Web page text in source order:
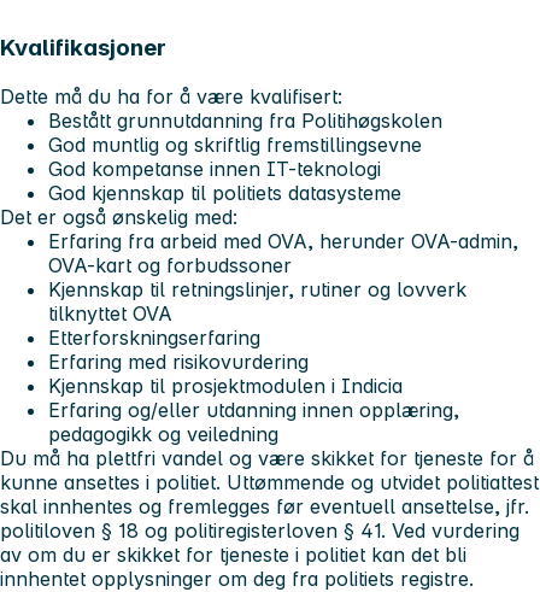
Kvalifikasjoner
Dette må du ha for å være kvalifisert:
Bestått grunnutdanning fra Politihøgskolen
God muntlig og skriftlig fremstillingsevne
God kompetanse innen IT-teknologi
God kjennskap til politiets datasysteme
Det er også ønskelig med:
Erfaring fra arbeid med OVA, herunder OVA-admin,
OVA-kart og forbudssoner
Kjennskap til retningslinjer, rutiner og lovverk
tilknyttet OVA
Etterforskningserfaring
Erfaring med risikovurdering
Kjennskap til prosjektmodulen i Indicia
Erfaring og/eller utdanning innen opplæring,
pedagogikk og veiledning
Du må ha plettfri vandel og være skikket for tjeneste for å
kunne ansettes i politiet. Uttømmende og utvidet politiattest
skal innhentes og fremlegges før eventuell ansettelse, jfr.
politiloven § 18 og politiregisterloven § 41. Ved vurdering
av om du er skikket for tjeneste i politiet kan det bli
innhentet opplysninger om deg fra politiets registre.